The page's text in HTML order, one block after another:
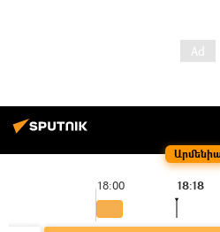
18:00 18:18